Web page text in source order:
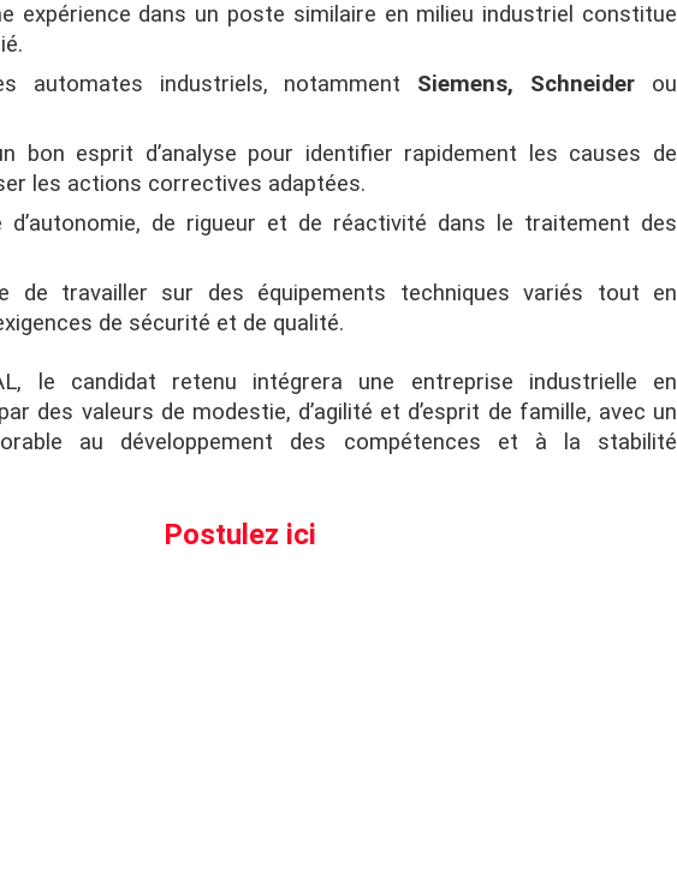
expérience dans un poste similaire en milieu industriel constitue
automates industriels, notamment Siemens, Schneider ou
bon esprit d’analyse pour identifier rapidement les causes de
les actions correctives adaptées.
d’autonomie, de rigueur et de réactivité dans le traitement des
de travailler sur des équipements techniques variés tout en
de sécurité et de qualité.
le candidat retenu intégrera une entreprise industrielle en
des valeurs de modestie, d’agilité et d’esprit de famille, avec un
au développement des compétences et à la stabilité
Postulez ici